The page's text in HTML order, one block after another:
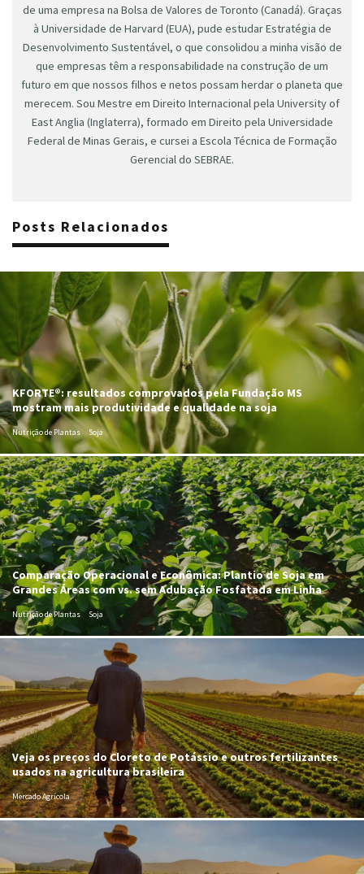
de uma empresa na Bolsa de Valores de Toronto (Canadá). Graças
à Universidade de Harvard (EUA), pude estudar Estratégia de
Desenvolvimento Sustentável, o que consolidou a minha visão de
que empresas têm a responsabilidade na construção de um
futuro em que nossos filhos e netos possam herdar o planeta que
merecem. Sou Mestre em Direito Internacional pela University of
East Anglia (Inglaterra), formado em Direito pela Universidade
Federal de Minas Gerais, e cursei a Escola Técnica de Formação
Gerencial do SEBRAE.
Posts Relacionados
KFORTE®: resultados comprovados pela Fundação MS
mostram mais produtividade e qualidade na soja
Nutrição de Plantas Soja
Comparação Operacional e Econômica: Plantio de Soja em
Grandes Áreas com vs. sem Adubação Fosfatada em Linha
Nutrição de Plantas Soja
Veja os preços do Cloreto de Potássio e outros fertilizantes
usados na agricultura brasileira
Mercado Agrícola